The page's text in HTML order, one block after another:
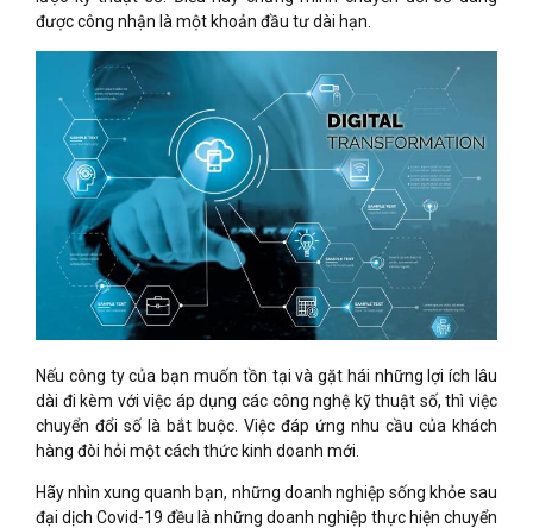
được công nhận là một khoản đầu tư dài hạn.
Nếu công ty của bạn muốn tồn tại và gặt hái những lợi ích lâu
dài đi kèm với việc áp dụng các công nghệ kỹ thuật số, thì việc
chuyển đổi số là bắt buộc. Việc đáp ứng nhu cầu của khách
hàng đòi hỏi một cách thức kinh doanh mới.
Hãy nhìn xung quanh bạn, những doanh nghiệp sống khỏe sau
đại dịch Covid-19 đều là những doanh nghiệp thực hiện chuyển